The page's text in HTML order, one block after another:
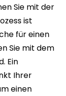
Sie mit der
ist
für einen
Sie mit dem
Ein
Ihrer
einen